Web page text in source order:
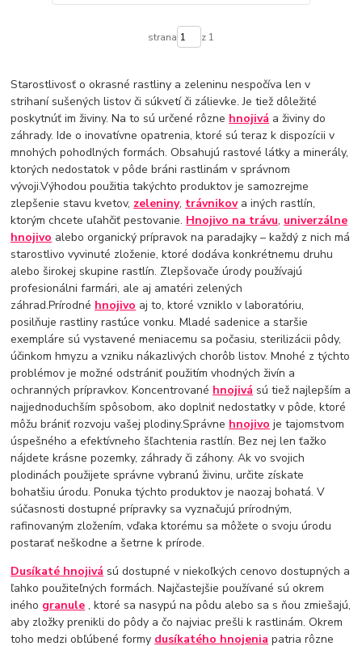
strana z 1
Starostlivosť o okrasné rastliny a zeleninu nespočíva len v
strihaní sušených listov či súkvetí či zálievke. Je tiež dôležité
poskytnúť im živiny. Na to sú určené rôzne hnojivá a živiny do
záhrady. Ide o inovatívne opatrenia, ktoré sú teraz k dispozícii v
mnohých pohodlných formách. Obsahujú rastové látky a minerály,
ktorých nedostatok v pôde bráni rastlinám v správnom
vývoji.Výhodou použitia takýchto produktov je samozrejme
zlepšenie stavu kvetov, zeleniny, trávnikova iných rastlín,
ktorým chcete uľahčiť pestovanie. Hnojivo na trávu, univerzálne
hnojivo alebo organický prípravok na paradajky – každý z nich má
starostlivo vyvinuté zloženie, ktoré dodáva konkrétnemu druhu
alebo širokej skupine rastlín. Zlepšovače úrody používajú
profesionálni farmári, ale aj amatéri zelených
záhrad.Prírodné hnojivo aj to, ktoré vzniklo v laboratóriu,
posilňuje rastliny rastúce vonku. Mladé sadenice a staršie
exempláre sú vystavené meniacemu sa počasiu, sterilizácii pôdy,
účinkom hmyzu a vzniku nákazlivých chorôb listov. Mnohé z týchto
problémov je možné odstrániť použitím vhodných živín a
ochranných prípravkov. Koncentrované hnojivá sú tiež najlepším a
najjednoduchším spôsobom, ako doplniť nedostatky v pôde, ktoré
môžu brániť rozvoju vašej plodiny.Správne hnojivo je tajomstvom
úspešného a efektívneho šľachtenia rastlín. Bez nej len ťažko
nájdete krásne pozemky, záhrady či záhony. Ak vo svojich
plodinách použijete správne vybranú živinu, určite získate
bohatšiu úrodu. Ponuka týchto produktov je naozaj bohatá. V
súčasnosti dostupné prípravky sa vyznačujú prírodným,
rafinovaným zložením, vďaka ktorému sa môžete o svoju úrodu
postarať neškodne a šetrne k prírode.
Dusíkaté hnojivá sú dostupné v niekoľkých cenovo dostupných a
ľahko použiteľných formách. Najčastejšie používané sú okrem
iného granule , ktoré sa nasypú na pôdu alebo sa s ňou zmiešajú,
aby zložky prenikli do pôdy a čo najviac prešli k rastlinám. Okrem
toho medzi obľúbené formy dusíkatého hnojenia patria rôzne